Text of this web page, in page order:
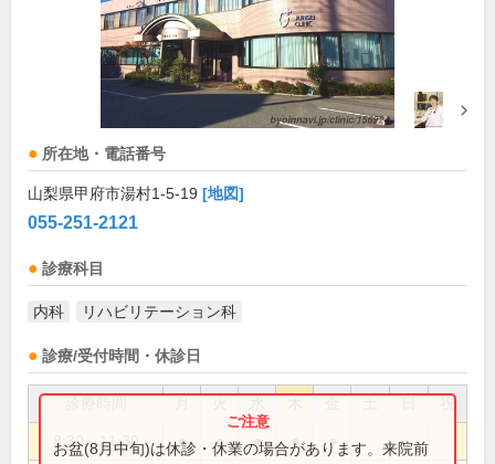
所在地・電話番号
山梨県甲府市湯村1-5-19 [地図]
055-251-2121
診療科目
内科 リハビリテーション科
診療/受付時間・休診日
祝
8:30～11:30 ● ● ● ● ●
お盆(8月中旬)は休診・休業の場合があります。来院前